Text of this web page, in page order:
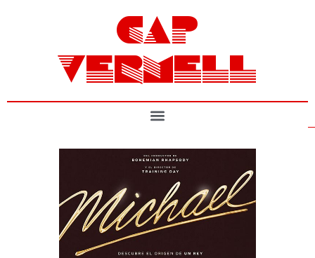
CAP
VERMELL